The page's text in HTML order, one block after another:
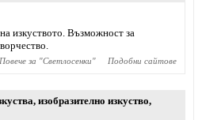
изкуството. Възможност за
Повече за "Светлосенки" Подобни сайтове
, изобразително изкуство,